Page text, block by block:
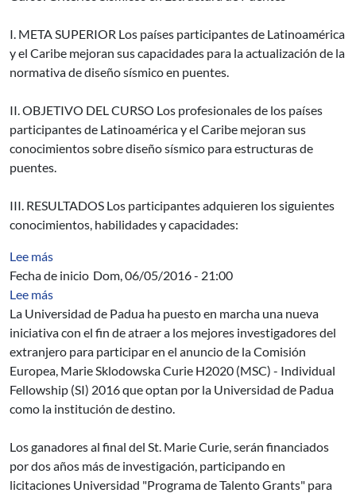
I. META SUPERIOR Los países participantes de Latinoamérica
y el Caribe mejoran sus capacidades para la actualización de la
normativa de diseño sísmico en puentes.
II. OBJETIVO DEL CURSO Los profesionales de los países
participantes de Latinoamérica y el Caribe mejoran sus
conocimientos sobre diseño sísmico para estructuras de
puentes.
III. RESULTADOS Los participantes adquieren los siguientes
conocimientos, habilidades y capacidades:
Lee más
Fecha de inicio Dom, 06/05/2016 - 21:00
Lee más
L a Universidad de Padua ha puesto en marcha una nueva
iniciativa con el fin de atraer a los mejores investigadores del
extranjero para participar en el anuncio de la Comisión
Europea, Marie Sklodowska Curie H2020 (MSC) - Individual
Fellowship (SI) 2016 que optan por la Universidad de Padua
como la institución de destino.
Los ganadores al final del St. Marie Curie, serán financiados
por dos años más de investigación, participando en
licitaciones Universidad "Programa de Talento Grants" para